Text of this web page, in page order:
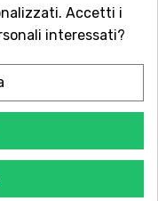
te
chiama per
decorticate bio.
decorticate,
Accetti i
interessati?